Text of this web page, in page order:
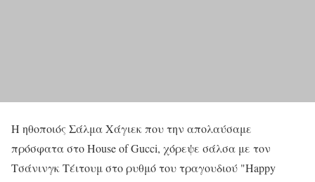
Η ηθοποιός Σάλμα Χάγιεκ που την απολαύσαμε
πρόσφατα στο House of Gucci, χόρεψε σάλσα με τον
Τσάνινγκ Τέιτουμ στο ρυθμό του τραγουδιού "Happy